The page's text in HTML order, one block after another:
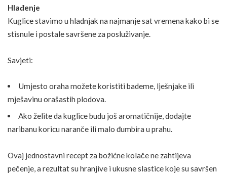
Hlađenje
Kuglice stavimo u hladnjak na najmanje sat vremena kako bi se
stisnule i postale savršene za posluživanje.
Savjeti:
Umjesto oraha možete koristiti bademe, lješnjake ili
mješavinu orašastih plodova.
Ako želite da kuglice budu još aromatičnije, dodajte
naribanu koricu naranče ili malo đumbira u prahu.
Ovaj jednostavni recept za božićne kolače ne zahtijeva
pečenje, a rezultat su hranjive i ukusne slastice koje su savršen